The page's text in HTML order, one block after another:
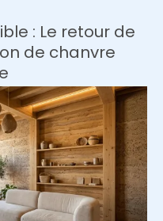
: Le retour de
de chanvre